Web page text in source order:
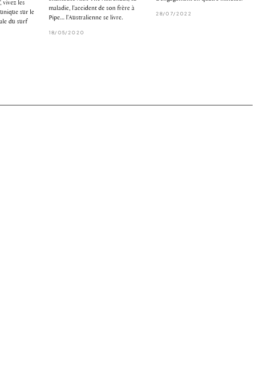
vivez les
sur le
du surf
maladie, l'accident de son frère à
Pipe... l'Australienne se livre.
18/05/2020
28/07/2022